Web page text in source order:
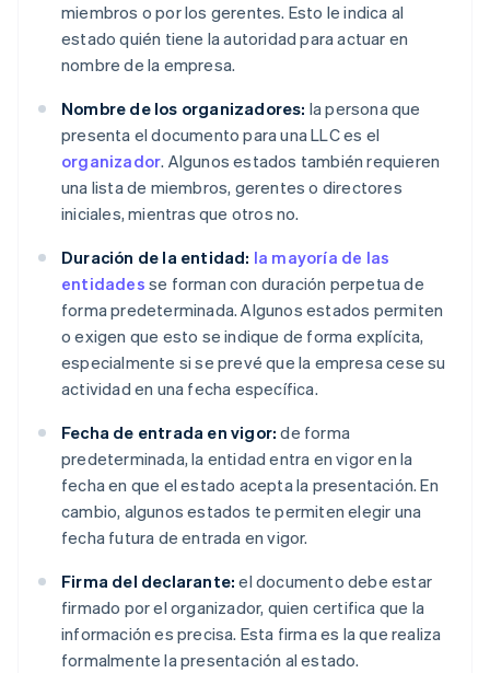
miembros o por los gerentes. Esto le indica al
estado quién tiene la autoridad para actuar en
nombre de la empresa.
Nombre de los organizadores: la persona que
presenta el documento para una LLC es el
organizador. Algunos estados también requieren
una lista de miembros, gerentes o directores
iniciales, mientras que otros no.
Duración de la entidad: la mayoría de las
entidades se forman con duración perpetua de
forma predeterminada. Algunos estados permiten
o exigen que esto se indique de forma explícita,
especialmente si se prevé que la empresa cese su
actividad en una fecha específica.
Fecha de entrada en vigor: de forma
predeterminada, la entidad entra en vigor en la
fecha en que el estado acepta la presentación. En
cambio, algunos estados te permiten elegir una
fecha futura de entrada en vigor.
Firma del declarante: el documento debe estar
firmado por el organizador, quien certifica que la
información es precisa. Esta firma es la que realiza
formalmente la presentación al estado.